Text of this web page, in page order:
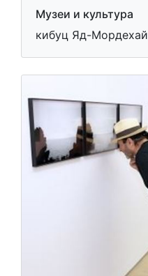
Музеи и культура
кибуц Яд-Мордехай